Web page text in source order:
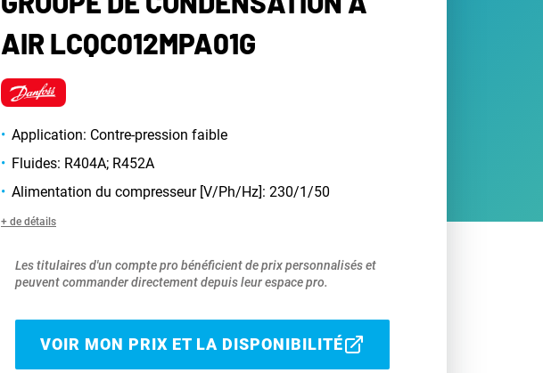
AIR LCQC012MPA01G
Application: Contre-pression faible
Fluides: R404A; R452A
Alimentation du compresseur [V/Ph/Hz]: 230/1/50
+ de détails
Les titulaires d'un compte pro bénéficient de prix personnalisés et
peuvent commander directement depuis leur espace pro.
VOIR MON PRIX ET LA DISPONIBILITÉ